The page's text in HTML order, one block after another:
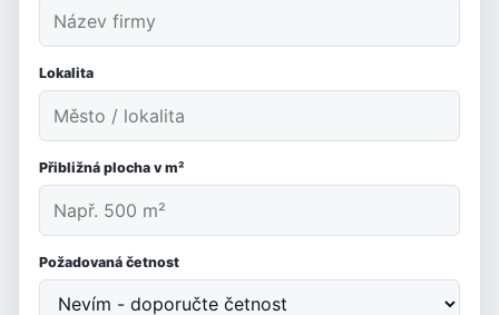
Lokalita
Přibližná plocha v m²
Požadovaná četnost